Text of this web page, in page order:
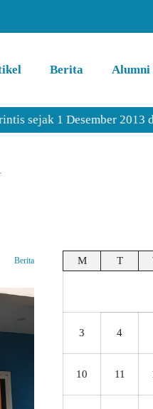
Berita Alumni
1 Desember 2013 di
Berita M T
3 4
10 11